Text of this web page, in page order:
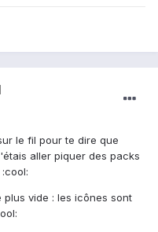
le fil pour te dire que
aller piquer des packs
plus vide : les icônes sont